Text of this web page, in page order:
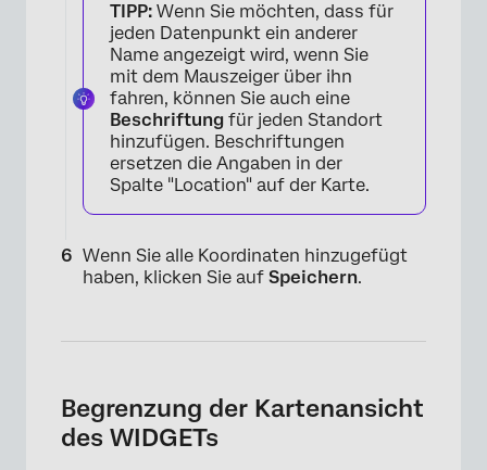
TIPP: Wenn Sie möchten, dass für
jeden Datenpunkt ein anderer
Name angezeigt wird, wenn Sie
mit dem Mauszeiger über ihn
fahren, können Sie auch eine
Beschriftung für jeden Standort
hinzufügen. Beschriftungen
ersetzen die Angaben in der
Spalte "Location" auf der Karte.
Wenn Sie alle Koordinaten hinzugefügt
haben, klicken Sie auf Speichern.
Begrenzung der Kartenansicht
des WIDGETs